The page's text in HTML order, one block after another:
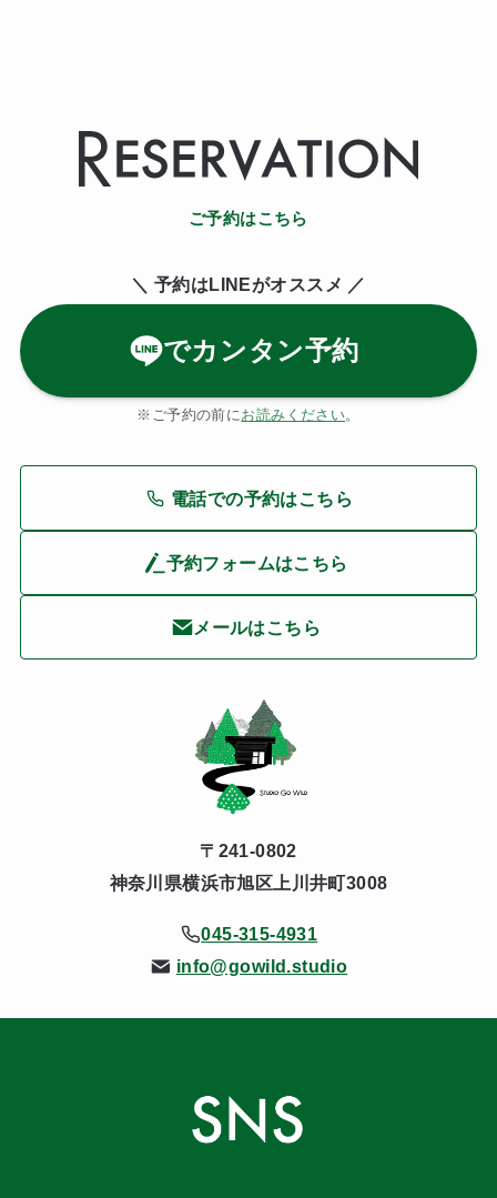
ご予約はこちら
＼ 予約はLINEがオススメ ／
でカンタン予約
※ご予約の前にお読みください。
電話での予約はこちら
予約フォームはこちら
メールはこちら
〒241-0802
神奈川県横浜市旭区上川井町3008
045-315-4931
info@gowild.studio